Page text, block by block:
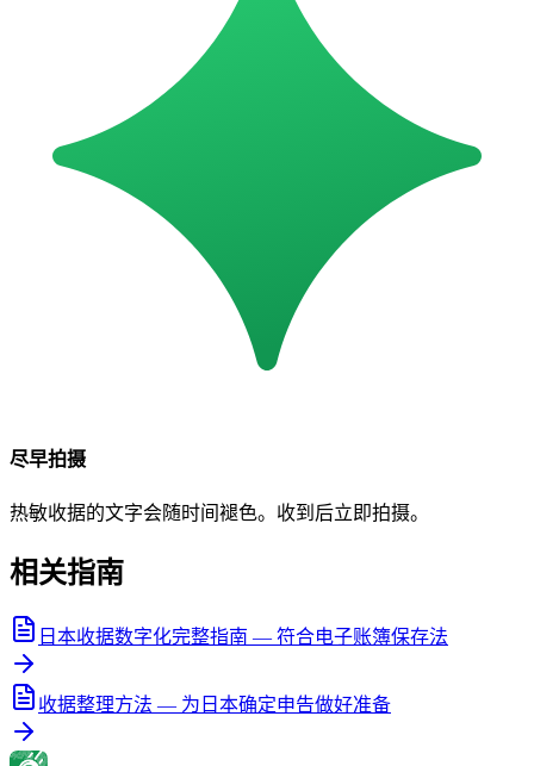
尽早拍摄
热敏收据的文字会随时间褪色。收到后立即拍摄。
相关指南
日本收据数字化完整指南 — 符合电子账簿保存法
收据整理方法 — 为日本确定申告做好准备